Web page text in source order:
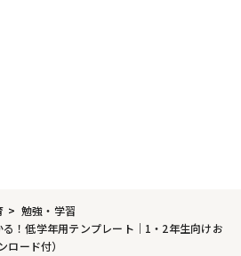
勉強・学習
！低学年用テンプレート｜1・2年生向けお
ロード付）